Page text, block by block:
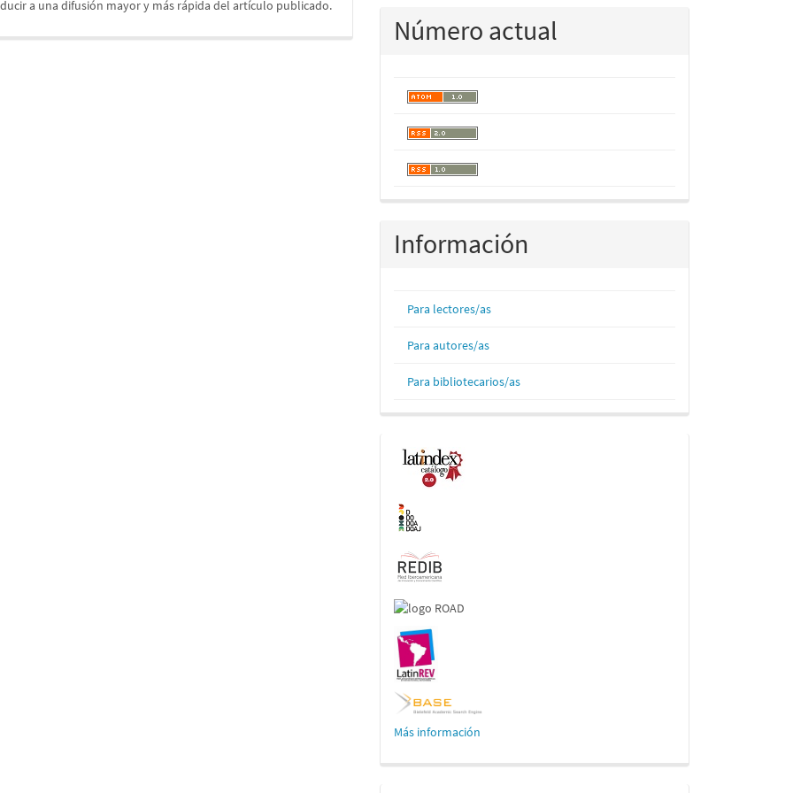
a una difusión mayor y más rápida del artículo publicado.
Número actual
Información
Para lectores/as
Para autores/as
Para bibliotecarios/as
Indexaciones
Más información